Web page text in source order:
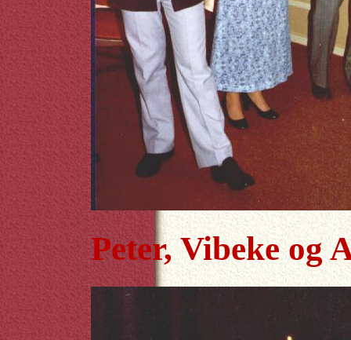
Peter, Vibeke og